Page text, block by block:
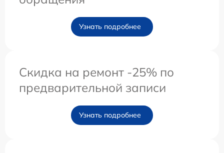
Узнать подробнее
Скидка на ремонт -25% по
предварительной записи
Узнать подробнее